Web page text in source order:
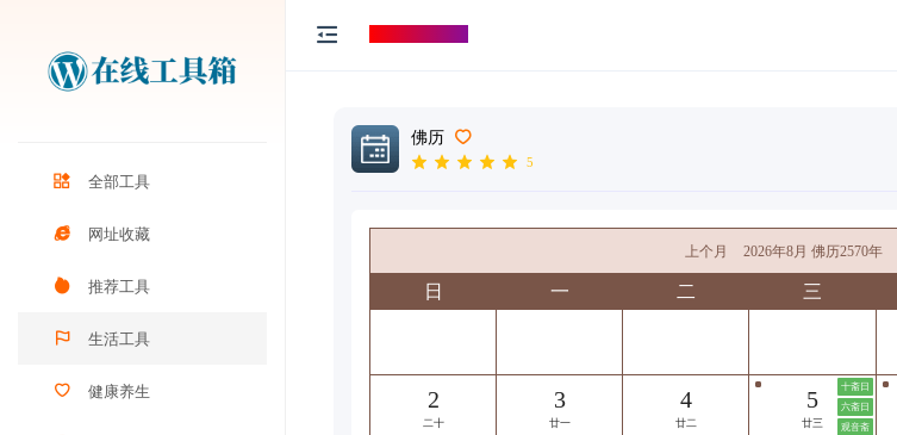
全部工具
网址收藏
推荐工具
生活工具
健康养生
佛历
5
上个月 2026年8月 佛历2570年
日 一 二 三
2
二十
3
廿一
4
廿二
5
廿三
十斋日
六斋日
观音斋